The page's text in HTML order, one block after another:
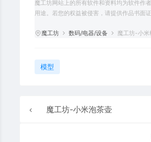
魔工坊网站上的所有软件和资料均为软件作
用途。若您的权益被侵害，请提供作品书面
魔工坊 数码/电器/设备 魔工坊-小米
模型
魔工坊-小米泡茶壶